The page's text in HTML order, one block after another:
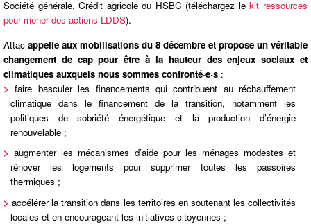
Société générale, Crédit agricole ou HSBC (téléchargez lekit ressources
pour mener des actions LDDS).
Attac appelle aux mobilisations du 8 décembre et propose un véritable
changement de cap pour être à la hauteur des enjeux sociaux et
climatiques auxquels nous sommes confronté·e·s :
> faire basculer les financements qui contribuent au réchauffement
climatique dans le financement de la transition, notamment les
politiques de sobriété énergétique et la production d’énergie
renouvelable ;
> augmenter les mécanismes d’aide pour les ménages modestes et
rénover les logements pour supprimer toutes les passoires
thermiques ;
> accélérer la transition dans les territoires en soutenant les collectivités
locales et en encourageant les initiatives citoyennes ;